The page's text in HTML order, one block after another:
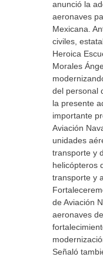
anunció la
aeronaves
Mexicana.
civiles,
Heroica
Morales
del personal
la presente
importante
Aviación
unidades
transporte y
helicópteros
transporte y
de Aviación
aeronaves
Señaló